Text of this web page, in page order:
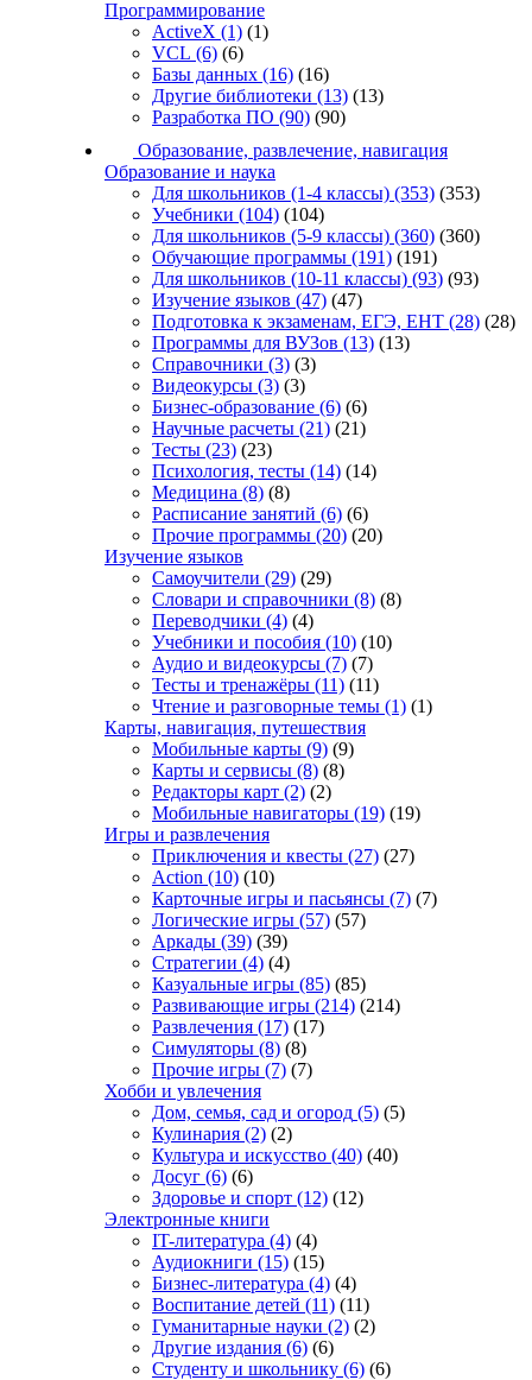
Программирование
ActiveX (1) (1)
VCL (6) (6)
Базы данных (16) (16)
Другие библиотеки (13) (13)
Разработка ПО (90) (90)
Образование, развлечение, навигация
Образование и наука
Для школьников (1-4 классы) (353) (353)
Учебники (104) (104)
Для школьников (5-9 классы) (360) (360)
Обучающие программы (191) (191)
Для школьников (10-11 классы) (93) (93)
Изучение языков (47) (47)
Подготовка к экзаменам, ЕГЭ, ЕНТ (28) (28)
Программы для ВУЗов (13) (13)
Справочники (3) (3)
Видеокурсы (3) (3)
Бизнес-образование (6) (6)
Научные расчеты (21) (21)
Тесты (23) (23)
Психология, тесты (14) (14)
Медицина (8) (8)
Расписание занятий (6) (6)
Прочие программы (20) (20)
Изучение языков
Самоучители (29) (29)
Словари и справочники (8) (8)
Переводчики (4) (4)
Учебники и пособия (10) (10)
Аудио и видеокурсы (7) (7)
Тесты и тренажёры (11) (11)
Чтение и разговорные темы (1) (1)
Карты, навигация, путешествия
Мобильные карты (9) (9)
Карты и сервисы (8) (8)
Редакторы карт (2) (2)
Мобильные навигаторы (19) (19)
Игры и развлечения
Приключения и квесты (27) (27)
Action (10) (10)
Карточные игры и пасьянсы (7) (7)
Логические игры (57) (57)
Аркады (39) (39)
Стратегии (4) (4)
Казуальные игры (85) (85)
Развивающие игры (214) (214)
Развлечения (17) (17)
Симуляторы (8) (8)
Прочие игры (7) (7)
Хобби и увлечения
Дом, семья, сад и огород (5) (5)
Кулинария (2) (2)
Культура и искусство (40) (40)
Досуг (6) (6)
Здоровье и спорт (12) (12)
Электронные книги
IT-литература (4) (4)
Аудиокниги (15) (15)
Бизнес-литература (4) (4)
Воспитание детей (11) (11)
Гуманитарные науки (2) (2)
Другие издания (6) (6)
Студенту и школьнику (6) (6)